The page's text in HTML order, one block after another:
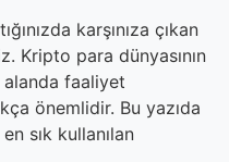
karşınıza çıkan
Kripto para dünyasının
faaliyet
önemlidir. Bu yazıda
sık kullanılan